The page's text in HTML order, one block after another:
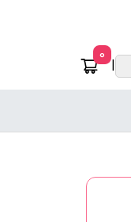
|
0